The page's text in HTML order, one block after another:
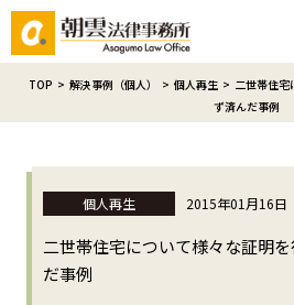
TOP > 解決事例（個人） > 個人再生> 二世帯住宅
ず済んだ事例
個人再生 2015年01月16日
二世帯住宅について様々な証明
だ事例